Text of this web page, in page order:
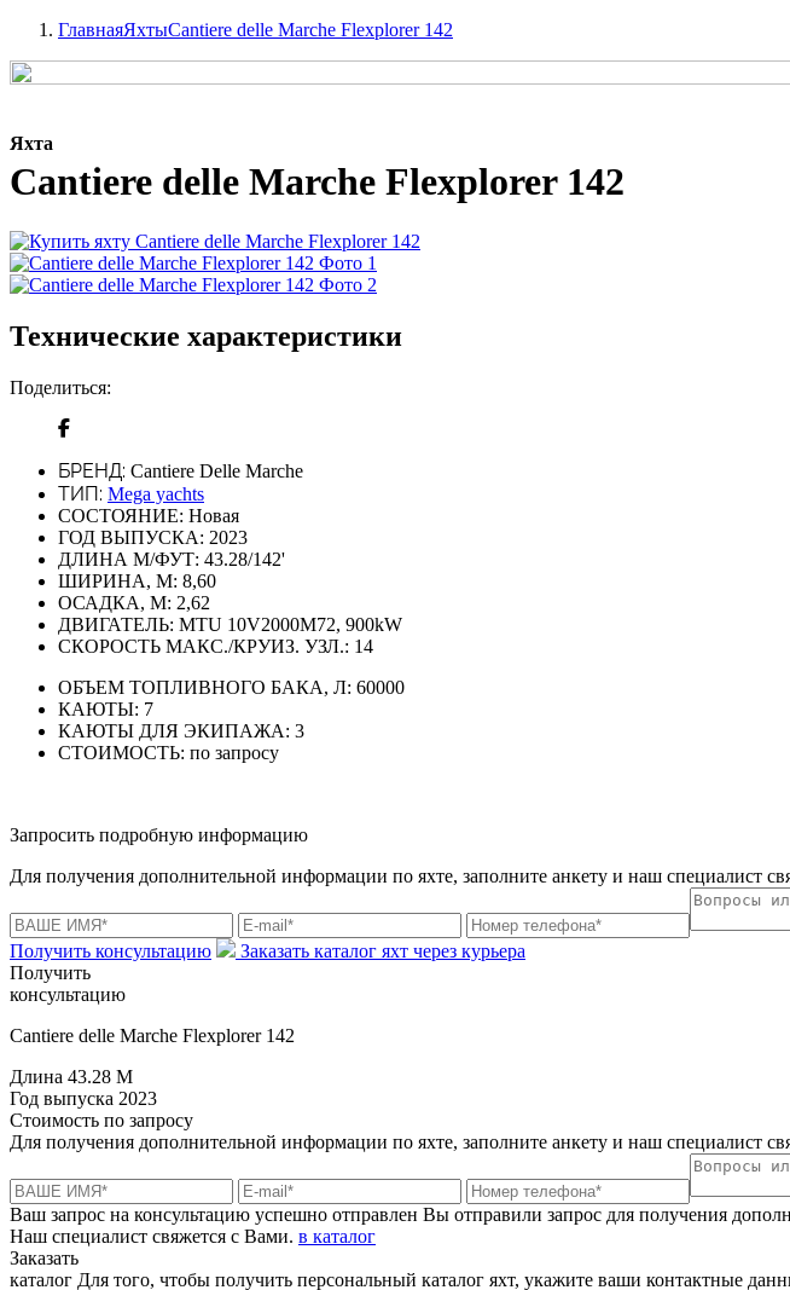
ГлавнаяЯхтыCantiere delle Marche Flexplorer 142
Яхта
Cantiere delle Marche Flexplorer 142
Технические характеристики
Поделиться:
БРЕНД: Cantiere Delle Marche
ТИП: Mega yachts
СОСТОЯНИЕ: Новая
ГОД ВЫПУСКА: 2023
ДЛИНА М/ФУТ: 43.28/142'
ШИРИНА, М: 8,60
ОСАДКА, М: 2,62
ДВИГАТЕЛЬ: MTU 10V2000M72, 900kW
СКОРОСТЬ МАКС./КРУИЗ. УЗЛ.: 14
ОБЪЕМ ТОПЛИВНОГО БАКА, Л: 60000
КАЮТЫ: 7
КАЮТЫ ДЛЯ ЭКИПАЖА: 3
СТОИМОСТЬ: по запросу
Запросить подробную информацию
Для получения дополнительной информации по яхте, заполните анкету и наш специалист
Получить консультацию
Заказать каталог яхт через курьера
Получить
консультацию
Cantiere delle Marche Flexplorer 142
Длина 43.28 M
Год выпуска 2023
Стоимость по запросу
Для получения дополнительной информации по яхте, заполните анкету и наш специалист
Ваш запрос на консультацию успешно отправлен Вы отправили запрос для получения
Наш специалист свяжется с Вами. в каталог
Заказать
каталог Для того, чтобы получить персональный каталог яхт, укажите ваши контактные